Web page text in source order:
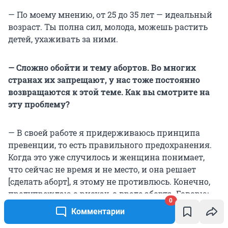
Комментарии
0
— По моему мнению, от 25 до 35 лет — идеальный
возраст. Ты полна сил, молода, можешь растить
детей, ухаживать за ними.
— Сложно обойти и тему абортов. Во многих
странах их запрещают, у нас тоже постоянно
возвращаются к этой теме. Как вы смотрите на
эту проблему?
— В своей работе я придерживаюсь принципа
превенции, то есть правильного предохранения.
Когда это уже случилось и женщина понимает,
что сейчас не время и не место, и она решает
[сделать аборт], я этому не противлюсь. Конечно,
предупреждаю о рисках, о вреде аборта. Говорю:
«Да, это плохо. Давайте в следующий раз мы
подумаем о том, чтобы этого не случилось, будем